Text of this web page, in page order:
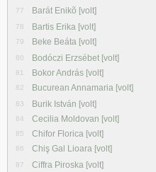
77 Barát Enikõ [volt]
78 Bartis Erika [volt]
79 Beke Beáta [volt]
80 Bodóczi Erzsébet [volt]
81 Bokor András [volt]
82 Bucurean Annamaria [volt]
83 Burik István [volt]
84 Cecilia Moldovan [volt]
85 Chifor Florica [volt]
86 Chiş Gal Lioara [volt]
87 Ciffra Piroska [volt]